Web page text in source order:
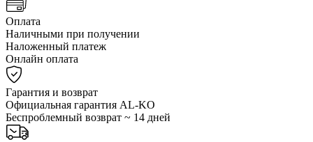
Оплата
Наличными при получении
Наложенный платеж
Онлайн оплата
Гарантия и возврат
Официальная гарантия AL-KO
Беспроблемный возврат ~ 14 дней